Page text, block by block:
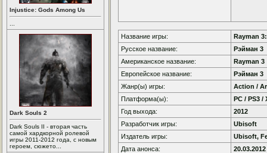
Injustice: Gods Among Us
Dark Souls 2
Dark Souls II - вторая часть
самой хардкорной ролевой
игры 2011-2012 года, с новым
героем, сюжето...
Название игры:
Rayman
Русское название:
Рэйман 3
Американское название:
Rayman 3
Европейское название:
Рэйман 3
Жанр(ы) игры:
Action /
Платформа(ы):
PC / PS3 /
Год выхода:
2012
Разработчик игры:
Ubisoft
Издатель игры:
Ubisoft,
Дата анонса:
20.03.2012